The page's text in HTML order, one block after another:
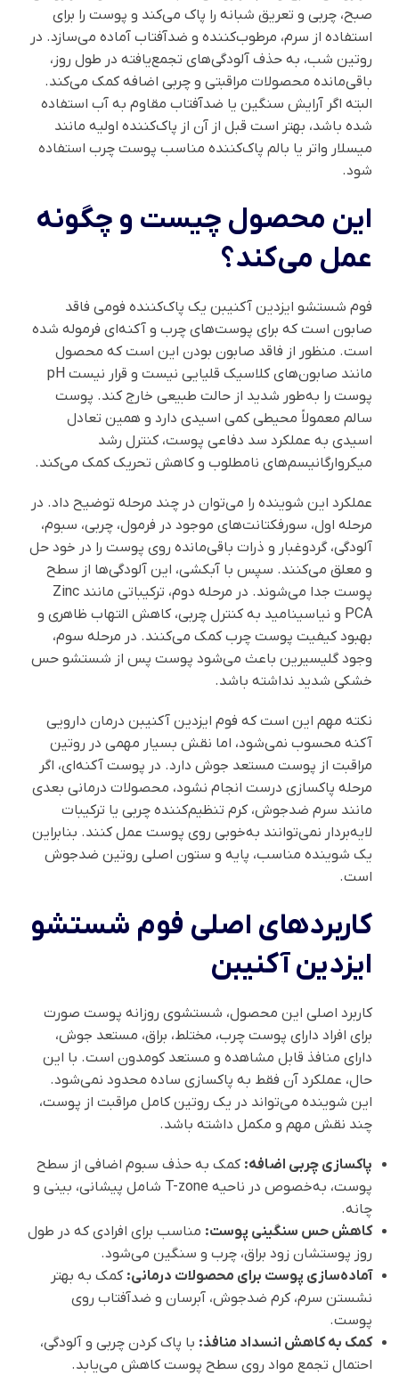
صبح، چربی و تعریق شبانه را پاک می‌کند و پوست را برای
استفاده از سرم، مرطوب‌کننده و ضدآفتاب آماده می‌سازد. در
روتین شب، به حذف آلودگی‌های تجمع‌یافته در طول روز،
باقی‌مانده محصولات مراقبتی و چربی اضافه کمک می‌کند.
البته اگر آرایش سنگین یا ضدآفتاب مقاوم به آب استفاده
شده باشد، بهتر است قبل از آن از پاک‌کننده اولیه مانند
میسلار واتر یا بالم پاک‌کننده مناسب پوست چرب استفاده
شود.
این محصول چیست و چگونه
عمل می‌کند؟
فوم شستشو ایزدین آکنیبن یک پاک‌کننده فومی فاقد
صابون است که برای پوست‌های چرب و آکنه‌ای فرموله شده
است. منظور از فاقد صابون بودن این است که محصول
مانند صابون‌های کلاسیک قلیایی نیست و قرار نیست pH
پوست را به‌طور شدید از حالت طبیعی خارج کند. پوست
سالم معمولاً محیطی کمی اسیدی دارد و همین تعادل
اسیدی به عملکرد سد دفاعی پوست، کنترل رشد
میکروارگانیسم‌های نامطلوب و کاهش تحریک کمک می‌کند.
عملکرد این شوینده را می‌توان در چند مرحله توضیح داد. در
مرحله اول، سورفکتانت‌های موجود در فرمول، چربی، سبوم،
آلودگی، گردوغبار و ذرات باقی‌مانده روی پوست را در خود حل
و معلق می‌کنند. سپس با آبکشی، این آلودگی‌ها از سطح
پوست جدا می‌شوند. در مرحله دوم، ترکیباتی مانند Zinc
PCA و نیاسینامید به کنترل چربی، کاهش التهاب ظاهری و
بهبود کیفیت پوست چرب کمک می‌کنند. در مرحله سوم،
وجود گلیسیرین باعث می‌شود پوست پس از شستشو حس
خشکی شدید نداشته باشد.
نکته مهم این است که فوم ایزدین آکنیبن درمان دارویی
آکنه محسوب نمی‌شود، اما نقش بسیار مهمی در روتین
مراقبت از پوست مستعد جوش دارد. در پوست آکنه‌ای، اگر
مرحله پاکسازی درست انجام نشود، محصولات درمانی بعدی
مانند سرم ضدجوش، کرم تنظیم‌کننده چربی یا ترکیبات
لایه‌بردار نمی‌توانند به‌خوبی روی پوست عمل کنند. بنابراین
یک شوینده مناسب، پایه و ستون اصلی روتین ضدجوش
است.
کاربردهای اصلی فوم شستشو
ایزدین آکنیبن
کاربرد اصلی این محصول، شستشوی روزانه پوست صورت
برای افراد دارای پوست چرب، مختلط، براق، مستعد جوش،
دارای منافذ قابل مشاهده و مستعد کومدون است. با این
حال، عملکرد آن فقط به پاکسازی ساده محدود نمی‌شود.
این شوینده می‌تواند در یک روتین کامل مراقبت از پوست،
چند نقش مهم و مکمل داشته باشد.
پاکسازی چربی اضافه: کمک به حذف سبوم اضافی از سطح
پوست، به‌خصوص در ناحیه T-zone شامل پیشانی، بینی و
چانه.
کاهش حس سنگینی پوست: مناسب برای افرادی که در طول
روز پوستشان زود براق، چرب و سنگین می‌شود.
آماده‌سازی پوست برای محصولات درمانی: کمک به بهتر
نشستن سرم، کرم ضدجوش، آبرسان و ضدآفتاب روی
پوست.
کمک به کاهش انسداد منافذ: با پاک کردن چربی و آلودگی،
احتمال تجمع مواد روی سطح پوست کاهش می‌یابد.